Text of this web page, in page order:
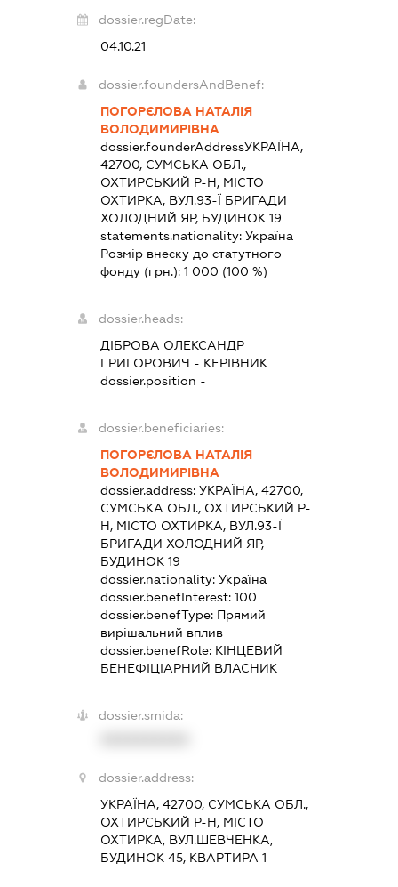
dossier.regDate:
04.10.21
dossier.foundersAndBenef:
ПОГОРЄЛОВА НАТАЛІЯ
ВОЛОДИМИРІВНА
dossier.founderAddressУКРАЇНА,
42700, СУМСЬКА ОБЛ.,
ОХТИРСЬКИЙ Р-Н, МІСТО
ОХТИРКА, ВУЛ.93-Ї БРИГАДИ
ХОЛОДНИЙ ЯР, БУДИНОК 19
statements.nationality:Україна
Розмір внеску до статутного
фонду (грн.):1 000 (100 %)
dossier.heads:
ДІБРОВА ОЛЕКСАНДР
ГРИГОРОВИЧ - КЕРІВНИК
dossier.position -
dossier.beneficiaries:
ПОГОРЄЛОВА НАТАЛІЯ
ВОЛОДИМИРІВНА
dossier.address:УКРАЇНА, 42700,
СУМСЬКА ОБЛ., ОХТИРСЬКИЙ Р-
Н, МІСТО ОХТИРКА, ВУЛ.93-Ї
БРИГАДИ ХОЛОДНИЙ ЯР,
БУДИНОК 19
dossier.nationality:Україна
dossier.benefInterest:100
dossier.benefType: Прямий
вирішальний вплив
dossier.benefRole: КІНЦЕВИЙ
БЕНЕФІЦІАРНИЙ ВЛАСНИК
dossier.smida:
dossier.address:
УКРАЇНА, 42700, СУМСЬКА ОБЛ.,
ОХТИРСЬКИЙ Р-Н, МІСТО
ОХТИРКА, ВУЛ.ШЕВЧЕНКА,
БУДИНОК 45, КВАРТИРА 1